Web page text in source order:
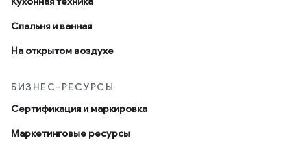
Спальня и ванная
На открытом воздухе
БИЗНЕС-РЕСУРСЫ
Сертификация и маркировка
Маркетинговые ресурсы